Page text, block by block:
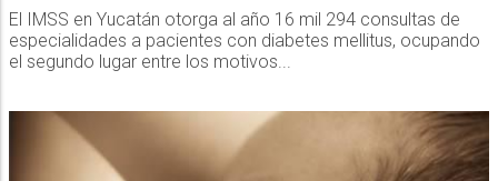
El IMSS en Yucatán otorga al año 16 mil 294 consultas de
especialidades a pacientes con diabetes mellitus, ocupando
el segundo lugar entre los motivos...